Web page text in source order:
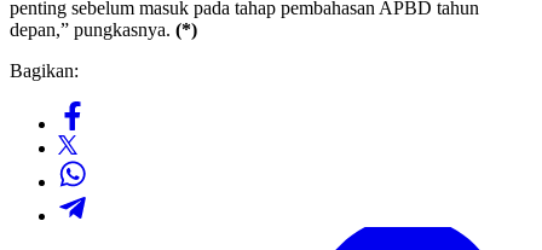
penting sebelum masuk pada tahap pembahasan APBD tahun
depan,” pungkasnya. (*)
Bagikan: